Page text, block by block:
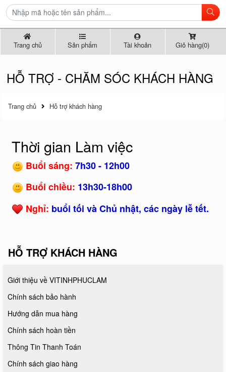
Trang chủ Sản phẩm Tài khoản Giỏ hàng(0)
HỖ TRỢ - CHĂM SÓC KHÁCH HÀNG
Trang chủ Hỗ trợ khách hàng
Thời gian Làm việc
Buổi sáng: 7h30 - 12h00
Buổi chiều: 13h30-18h00
Nghỉ: buổi tối và Chủ nhật, các ngày lễ tết.
HỖ TRỢ KHÁCH HÀNG
Giới thiệu về VITINHPHUCLAM
Chính sách bảo hành
Hướng dẫn mua hàng
Chính sách hoàn tiền
Thông Tin Thanh Toán
Chính sách giao hàng